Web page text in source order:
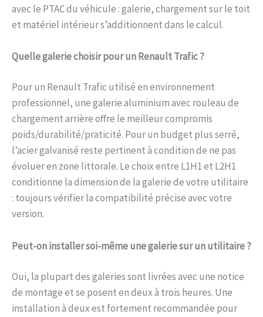
avec le PTAC du véhicule : galerie, chargement sur le toit
et matériel intérieur s’additionnent dans le calcul.
Quelle galerie choisir pour un Renault Trafic ?
Pour un Renault Trafic utilisé en environnement
professionnel, une galerie aluminium avec rouleau de
chargement arrière offre le meilleur compromis
poids/durabilité/praticité. Pour un budget plus serré,
l’acier galvanisé reste pertinent à condition de ne pas
évoluer en zone littorale. Le choix entre L1H1 et L2H1
conditionne la dimension de la galerie de votre utilitaire
: toujours vérifier la compatibilité précise avec votre
version.
Peut-on installer soi-même une galerie sur un utilitaire ?
Oui, la plupart des galeries sont livrées avec une notice
de montage et se posent en deux à trois heures. Une
installation à deux est fortement recommandée pour